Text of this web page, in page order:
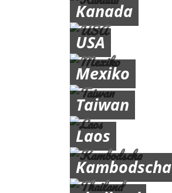
Kanada
USA
Mexiko
Taiwan
Laos
Kambodscha